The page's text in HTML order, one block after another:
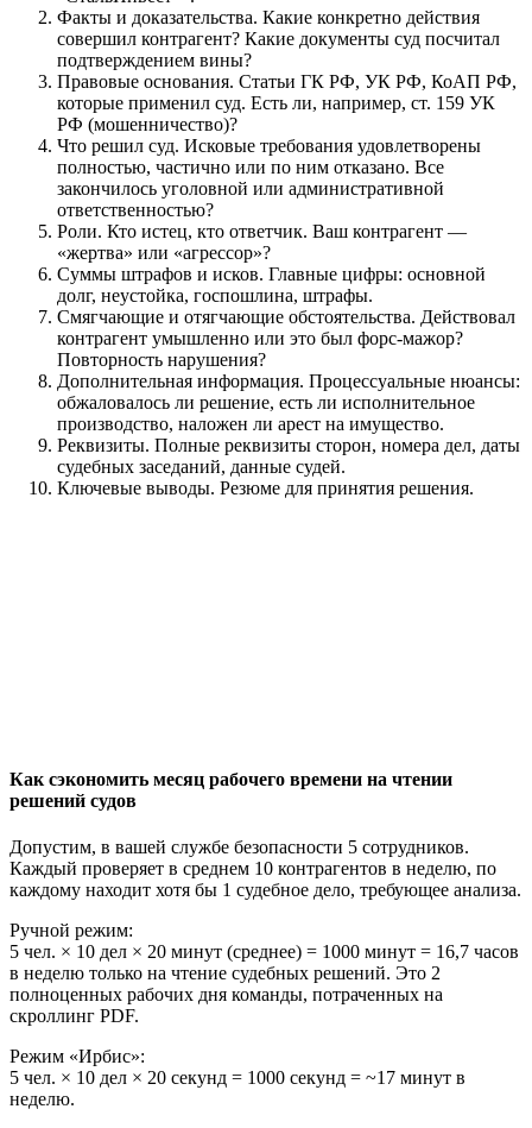
Факты и доказательства. Какие конкретно действия
совершил контрагент? Какие документы суд посчитал
подтверждением вины?
Правовые основания. Статьи ГК РФ, УК РФ, КоАП РФ,
которые применил суд. Есть ли, например, ст. 159 УК
РФ (мошенничество)?
Что решил суд. Исковые требования удовлетворены
полностью, частично или по ним отказано. Все
закончилось уголовной или административной
ответственностью?
Роли. Кто истец, кто ответчик. Ваш контрагент —
«жертва» или «агрессор»?
Суммы штрафов и исков. Главные цифры: основной
долг, неустойка, госпошлина, штрафы.
Смягчающие и отягчающие обстоятельства. Действовал
контрагент умышленно или это был форс-мажор?
Повторность нарушения?
Дополнительная информация. Процессуальные нюансы:
обжаловалось ли решение, есть ли исполнительное
производство, наложен ли арест на имущество.
Реквизиты. Полные реквизиты сторон, номера дел, даты
судебных заседаний, данные судей.
Ключевые выводы. Резюме для принятия решения.
Как сэкономить месяц рабочего времени на чтении
решений судов
Допустим, в вашей службе безопасности 5 сотрудников.
Каждый проверяет в среднем 10 контрагентов в неделю, по
каждому находит хотя бы 1 судебное дело, требующее анализа.
Ручной режим:
5 чел. × 10 дел × 20 минут (среднее) = 1000 минут = 16,7 часов
в неделю только на чтение судебных решений. Это 2
полноценных рабочих дня команды, потраченных на
скроллинг PDF.
Режим «Ирбис»:
5 чел. × 10 дел × 20 секунд = 1000 секунд = ~17 минут в
неделю.